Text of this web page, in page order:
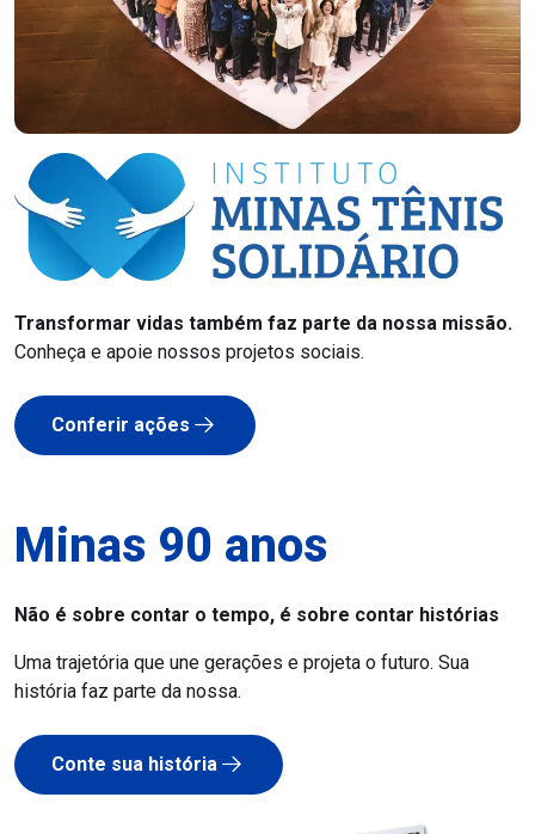
Transformar vidas também faz parte da nossa missão.
Conheça e apoie nossos projetos sociais.
Conferir ações
Minas 90 anos
Não é sobre contar o tempo, é sobre contar histórias
Uma trajetória que une gerações e projeta o futuro. Sua
história faz parte da nossa.
Conte sua história